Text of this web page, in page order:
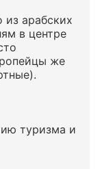
из арабских
в центре
же
туризма и